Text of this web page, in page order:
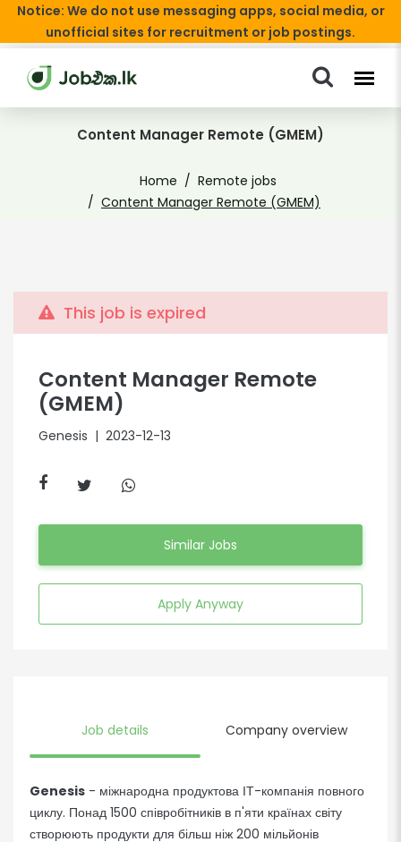
Notice: We do not use messaging apps, social media, or
unofficial sites for recruitment or job postings.
Content Manager Remote (GMEM)
Home
Remote jobs
Content Manager Remote (GMEM)
This job is expired
Content Manager Remote
(GMEM)
Genesis | 2023-12-13
Similar Jobs
Apply Anyway
Job details Company overview
Genesis - міжнародна продуктова ІТ-компанія повного
циклу. Понад 1500 співробітників в п'яти країнах світу
створюють продукти для більш ніж 200 мільйонів